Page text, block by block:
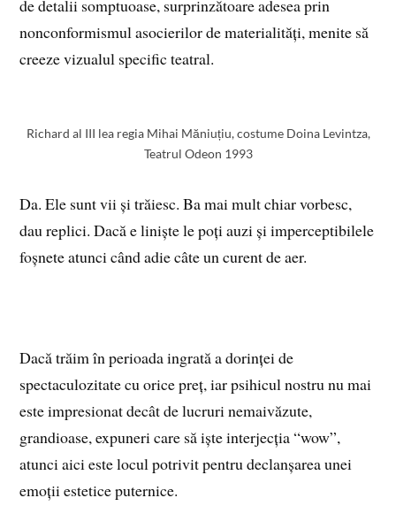
de detalii somptuoase, surprinzătoare adesea prin
nonconformismul asocierilor de materialități, menite să
creeze vizualul specific teatral.
Richard al III lea regia Mihai Măniuțiu, costume Doina Levintza,
Teatrul Odeon 1993
Da. Ele sunt vii și trăiesc. Ba mai mult chiar vorbesc,
dau replici. Dacă e liniște le poți auzi și imperceptibilele
foșnete atunci când adie câte un curent de aer.
Dacă trăim în perioada ingrată a dorinței de
spectaculozitate cu orice preț, iar psihicul nostru nu mai
este impresionat decât de lucruri nemaivăzute,
grandioase, expuneri care să iște interjecția “wow”,
atunci aici este locul potrivit pentru declanșarea unei
emoții estetice puternice.